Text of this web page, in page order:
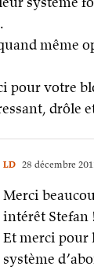
même
pour votre
drôle
LD 28 décembre
Merci
intérêt Stefan
Et merci pour
système